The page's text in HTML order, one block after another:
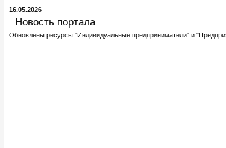
16.05.2026
Новость портала
Обновлены ресурсы "Индивидуальные предприниматели" и